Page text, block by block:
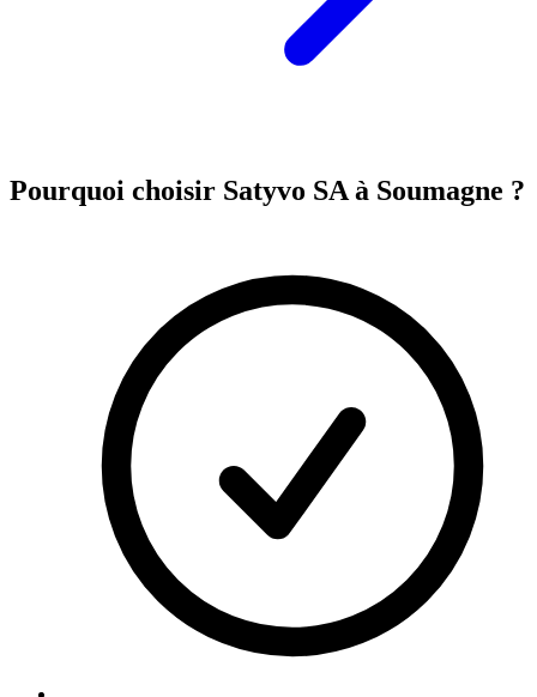
Pourquoi choisir Satyvo SA à Soumagne ?